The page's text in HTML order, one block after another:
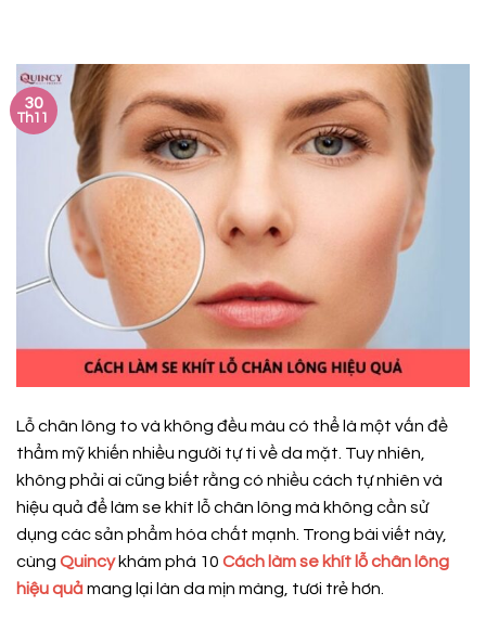
30
Th11
Lỗ chân lông to và không đều màu có thể là một vấn đề
thẩm mỹ khiến nhiều người tự ti về da mặt. Tuy nhiên,
không phải ai cũng biết rằng có nhiều cách tự nhiên và
hiệu quả để làm se khít lỗ chân lông mà không cần sử
dụng các sản phẩm hóa chất mạnh. Trong bài viết này,
cùng Quincykhám phá 10 Cách làm se khít lỗ chân lông
hiệu quảmang lại làn da mịn màng, tươi trẻ hơn.